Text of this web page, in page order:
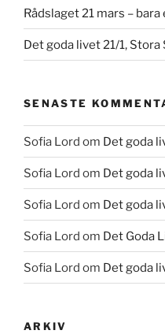
Rådslaget 21 mars – bara
Det goda livet 21/1, Stora
SENASTE
Sofia Lord om Det goda
Sofia Lord om Det goda
Sofia Lord om Det goda
Sofia Lord om Det Goda
Sofia Lord om Det goda
ARKIV